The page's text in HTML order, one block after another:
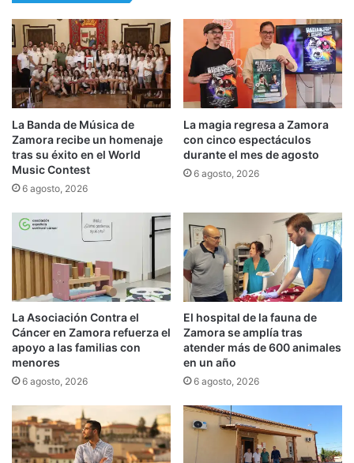
La Banda de Música de
Zamora recibe un homenaje
tras su éxito en el World
Music Contest
6 agosto, 2026
La magia regresa a Zamora
con cinco espectáculos
durante el mes de agosto
6 agosto, 2026
La Asociación Contra el
Cáncer en Zamora refuerza el
apoyo a las familias con
menores
6 agosto, 2026
El hospital de la fauna de
Zamora se amplía tras
atender más de 600 animales
en un año
6 agosto, 2026